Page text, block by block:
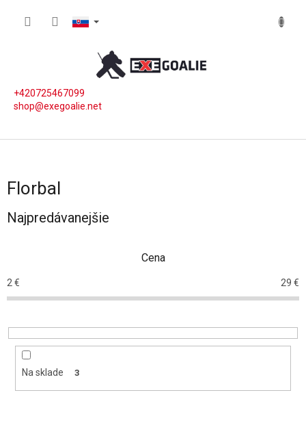
+420725467099
shop@exegoalie.net
Florbal
Najpredávanejšie
Cena
2 € 29 €
Na sklade 3